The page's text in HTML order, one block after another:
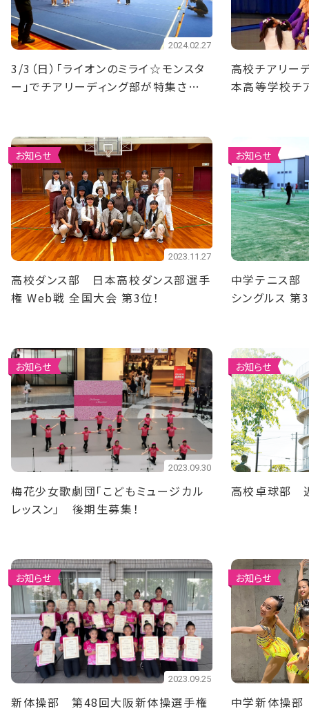
2024.02.27
3/3（日）「ライオンのミライ☆モンスタ
ー」でチアリーディング部が特集されま
高校チアリー
本高等学校チ
お知らせ
2023.11.27
高校ダンス部 日本高校ダンス部選手
権 Web戦 全国大会 第3位！
お知らせ
中学テニス
シングルス 第
お知らせ
2023.09.30
梅花少女歌劇団「こどもミュージカル
レッスン」 後期生募集！
お知らせ
高校卓球部
お知らせ
2023.09.25
新体操部 第48回大阪新体操選手権
お知らせ
中学新体操